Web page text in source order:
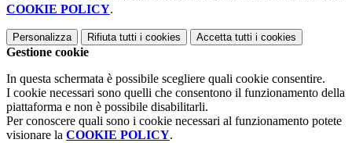
COOKIE POLICY.
Personalizza Rifiuta tutti i cookies Accetta tutti i cookies
Gestione cookie
In questa schermata è possibile scegliere quali cookie consentire.
I cookie necessari sono quelli che consentono il funzionamento della
piattaforma e non è possibile disabilitarli.
Per conoscere quali sono i cookie necessari al funzionamento potete
visionare la COOKIE POLICY.